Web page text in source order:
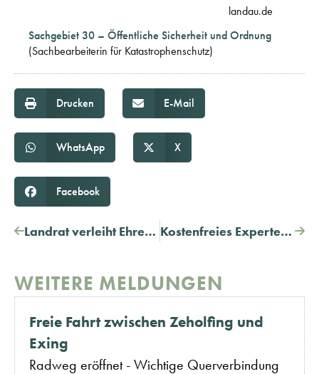
landau.de
Sachgebiet 30 – Öffentliche Sicherheit und Ordnung
(Sachbearbeiterin für Katastrophenschutz)
Drucken E-Mail
WhatsApp X
Facebook
Landrat verleiht Ehrenzeichen des Bayerischen Ministerpräsidenten für Verdienste im Ehrenamt Kostenfreies Expertenwissen für Unternehmen
WEITERE MELDUNGEN
Freie Fahrt zwischen Zeholfing und
Exing
Radweg eröffnet - Wichtige Querverbindung